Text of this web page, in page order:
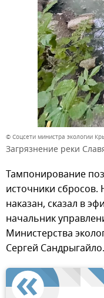
© Соцсети министра экологии
Загрязнение реки
Тампонирование
источники сбросов.
наказан, сказал в
начальник
Министерства
Сергей Сандрыгайло.